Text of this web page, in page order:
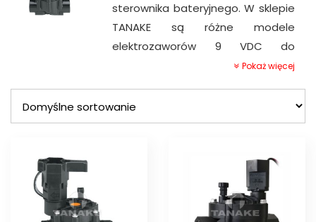
sterownika bateryjnego. W sklepie
TANAKE są różne modele
elektrozaworów 9 VDC do
sterowników bateryjnych w
Elektrozawory 9VDC RAIN BIRD
Elektrozawory 9VDC GALCON
Zastosowanie elektrozaworów
w systemach nawadniających
Pokaż więcej